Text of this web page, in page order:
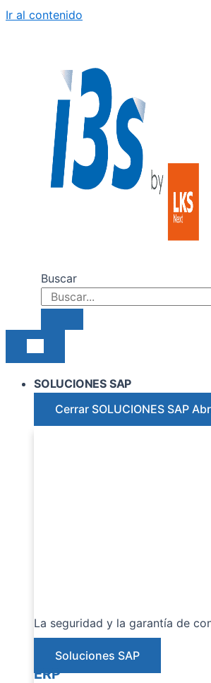
Ir al contenido
Buscar
SOLUCIONES SAP
Cerrar SOLUCIONES SAP
La seguridad y la garantía de
Soluciones SAP
ERP